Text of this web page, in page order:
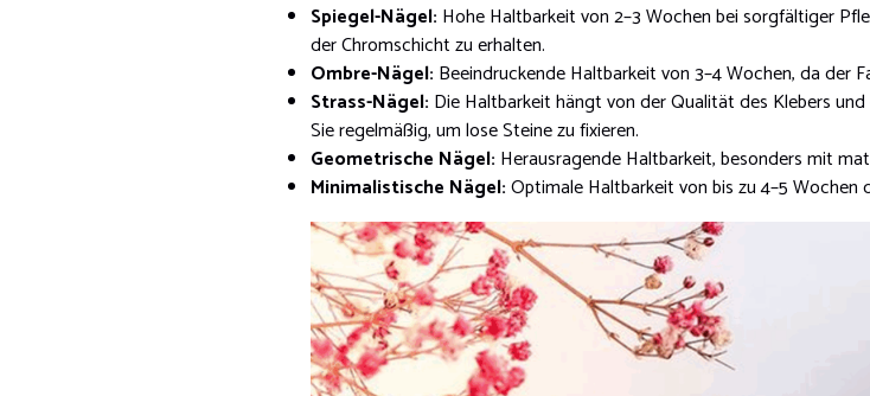
Spiegel-Nägel: Hohe Haltbarkeit von 2–3 Wochen bei sorgfältiger
der Chromschicht zu erhalten.
Ombre-Nägel: Beeindruckende Haltbarkeit von 3–4 Wochen, da der
Strass-Nägel: Die Haltbarkeit hängt von der Qualität des Klebers
Sie regelmäßig, um lose Steine zu fixieren.
Geometrische Nägel: Herausragende Haltbarkeit, besonders mit
Minimalistische Nägel:Optimale Haltbarkeit von bis zu 4–5